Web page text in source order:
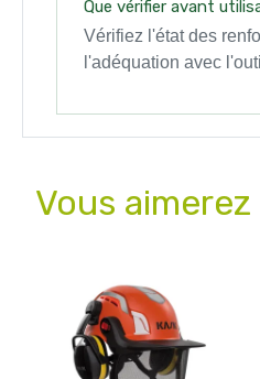
Que vérifier avant
Vérifiez l'état des
l'adéquation avec
Vous aimerez